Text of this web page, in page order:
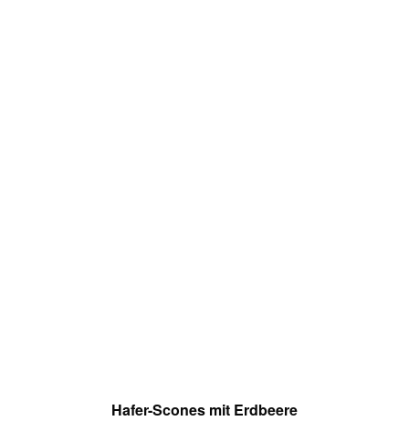
Hafer-Scones mit Erdbeere